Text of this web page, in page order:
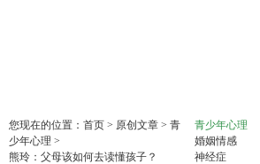
您现在的位置： 首页 > 原创文章 > 青
少年心理 >
熊玲：父母该如何去读懂孩子？
青少年心理
婚姻情感
神经症